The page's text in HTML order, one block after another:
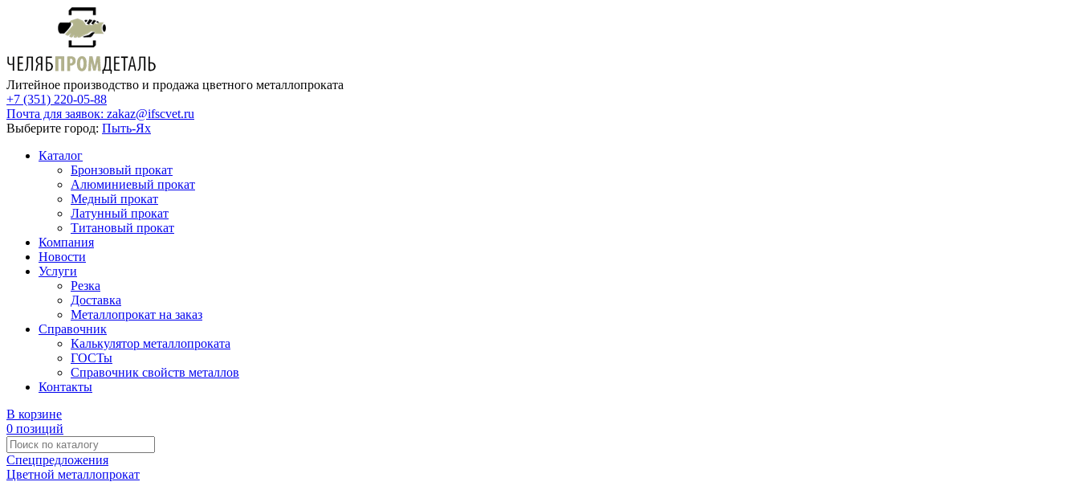
Литейное производство и продажа цветного металлопроката
+7 (351) 220-05-88
Почта для заявок: zakaz@ifscvet.ru
Выберите город: Пыть-Ях
Каталог
Бронзовый прокат
Алюминиевый прокат
Медный прокат
Латунный прокат
Титановый прокат
Компания
Новости
Услуги
Резка
Доставка
Металлопрокат на заказ
Справочник
Калькулятор металлопроката
ГОСТы
Справочник свойств металлов
Контакты
В корзине
0 позиций
Спецпредложения
Цветной металлопрокат